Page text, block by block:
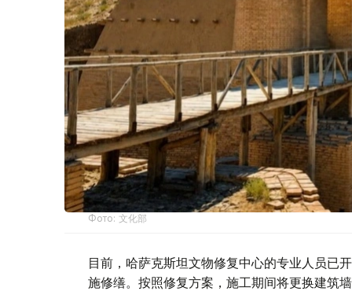
Фото: 文化部
目前，哈萨克斯坦文物修复中心的专业人员已
施修缮。按照修复方案，施工期间将更换建筑